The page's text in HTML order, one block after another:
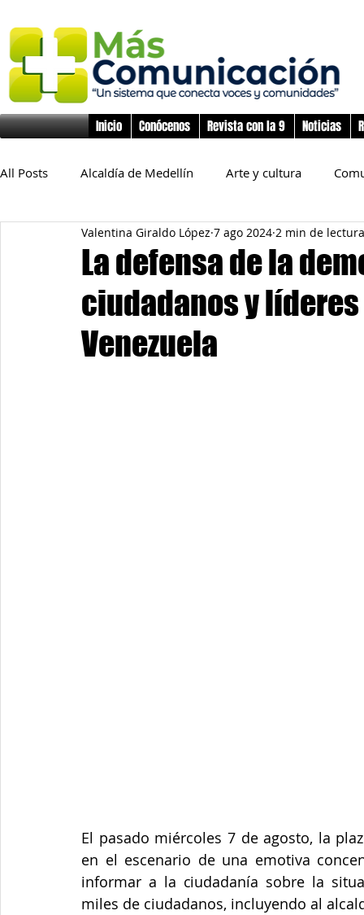
Inicio Conócenos Revista con la 9 Noticias
All Posts Alcaldía de Medellín Arte y cultura
Educación Derechos Humanos Deporte
Inclusión Social Infancia y preadolescencia
La defensa de la
ciudadanos y
Venezuela
Valentina Giraldo López 7 ago 2024 2 min de lectura
El pasado miércoles 7 de agosto, la
en el escenario de una emotiva
informar a la ciudadanía sobre la
miles de ciudadanos, incluyendo al